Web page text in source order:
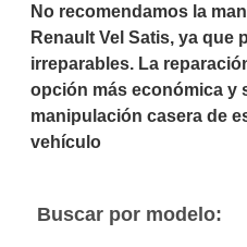
Buscar por modelo:
No recomendamos la
Renault Vel Satis, ya que
irreparables. La
opción más económica y
manipulación casera de
vehículo